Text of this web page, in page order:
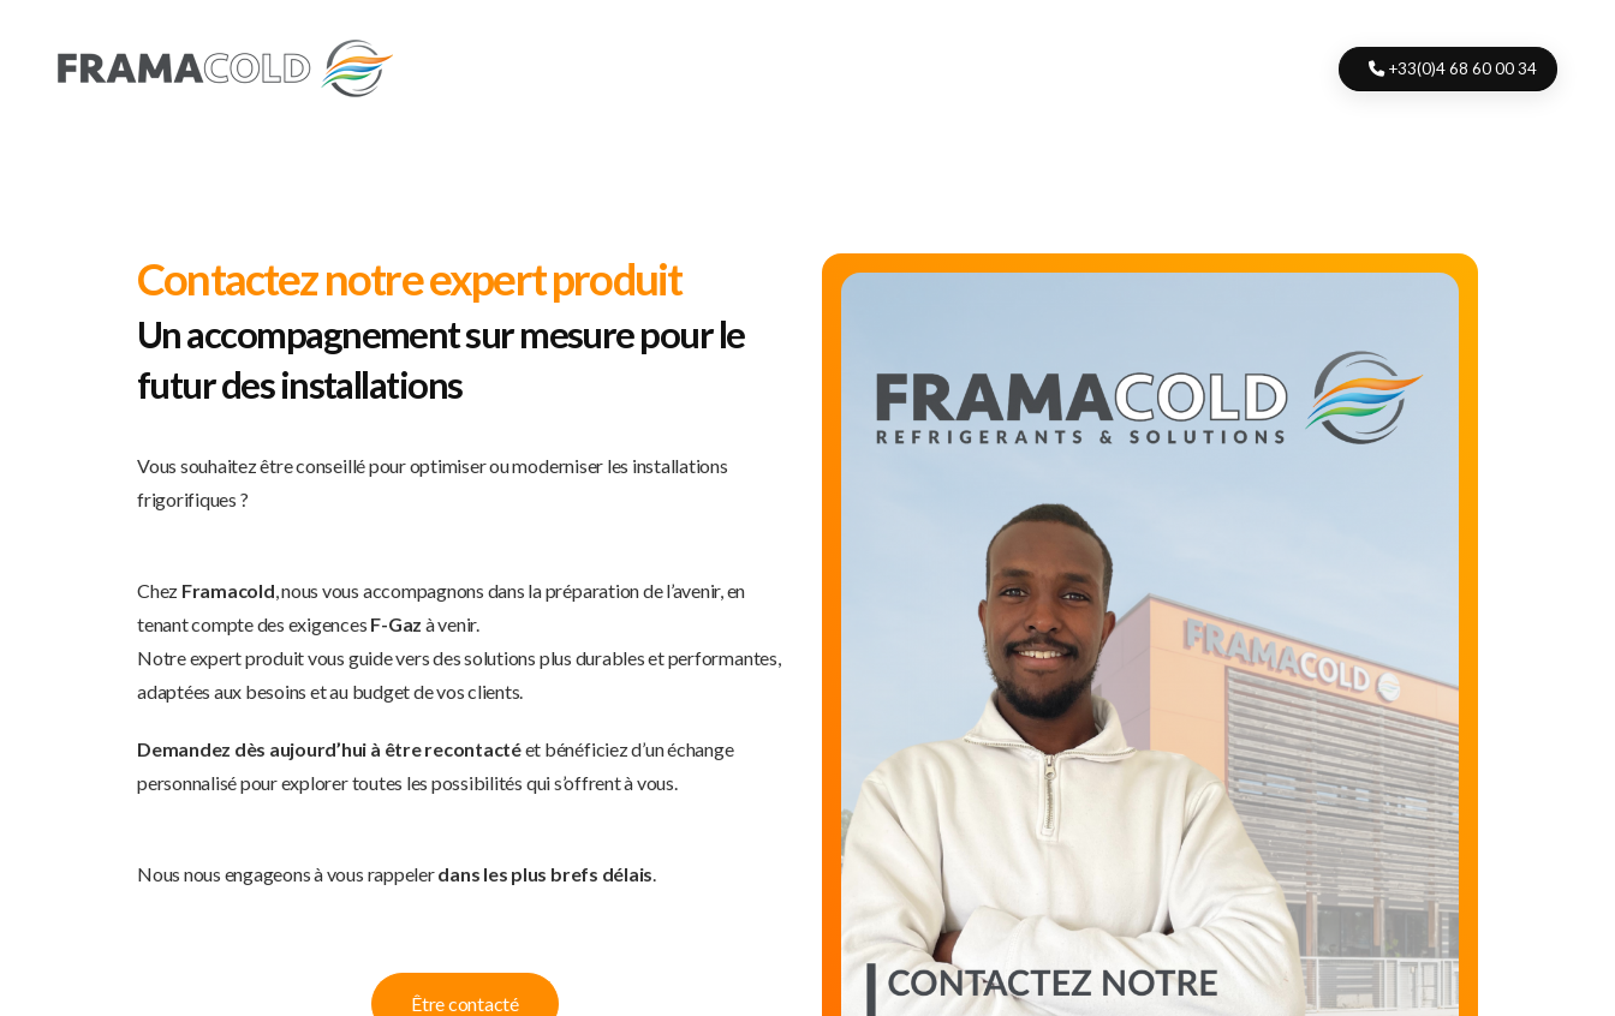
+33(0)4 68 60 00 34
Contactez notre expert produit
Un accompagnement sur mesure pour le
futur des installations
Vous souhaitez être conseillé pour optimiser ou moderniser les installations
frigorifiques ?
Chez Framacold, nous vous accompagnons dans la préparation de l’avenir, en
tenant compte des exigences F-Gaz à venir.
Notre expert produit vous guide vers des solutions plus durables et performantes,
adaptées aux besoins et au budget de vos clients.
Demandez dès aujourd’hui à être recontactéet bénéficiez d’un échange
personnalisé pour explorer toutes les possibilités qui s’offrent à vous.
Nous nous engageons à vous rappelerdans les plus brefs délais.
Être contacté